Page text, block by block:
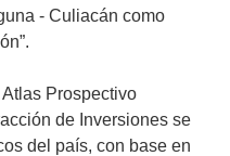
- Culiacán como
Prospectivo
de Inversiones se
del país, con base en